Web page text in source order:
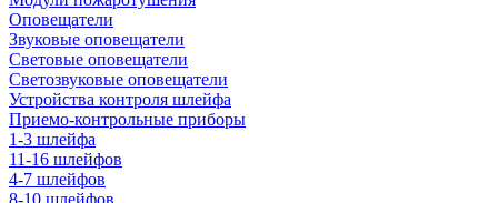
Оповещатели
Звуковые оповещатели
Световые оповещатели
Светозвуковые оповещатели
Устройства контроля шлейфа
Приемо-контрольные приборы
1-3 шлейфа
11-16 шлейфов
4-7 шлейфов
8-10 шлейфов